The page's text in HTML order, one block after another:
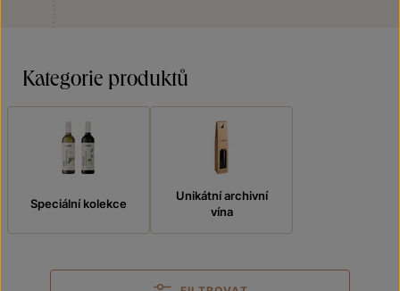
Kategorie produktů
Speciální kolekce
Unikátní archivní
vína